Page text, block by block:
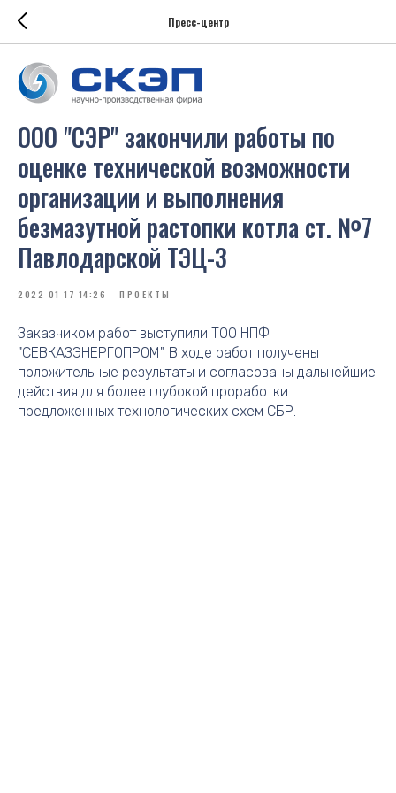
Пресс-центр
ООО "СЭР" закончили работы по
оценке технической возможности
организации и выполнения
безмазутной растопки котла ст. №7
Павлодарской ТЭЦ-3
2022-01-17 14:26 ПРОЕКТЫ
Заказчиком работ выступили ТОО НПФ
"СЕВКАЗЭНЕРГОПРОМ". В ходе работ получены
положительные результаты и согласованы дальнейшие
действия для более глубокой проработки
предложенных технологических схем СБР.